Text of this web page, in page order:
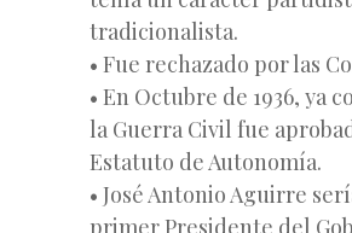
tradicionalista.
• Fue rechazado por las
• En Octubre de 1936, ya
la Guerra Civil fue
Estatuto de Autonomía.
• José Antonio Aguirre
primer Presidente del